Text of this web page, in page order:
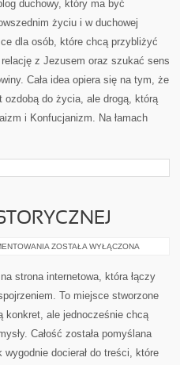
duchowy, który ma być
życiu i w duchowej
dla osób, które chcą przybliżyć
relację z Jezusem oraz szukać sens
Cała idea opiera się na tym, że
ozdobą do życia, ale drogą, którą
i Konfucjanizm. Na łamach
KONIE
HISTORYCZNEJ
ZOSTAŁA WYŁĄCZONA
strona internetowa, która łączy
To miejsce stworzone
konkret, ale jednocześnie chcą
Całość została pomyślana
docierał do treści, które